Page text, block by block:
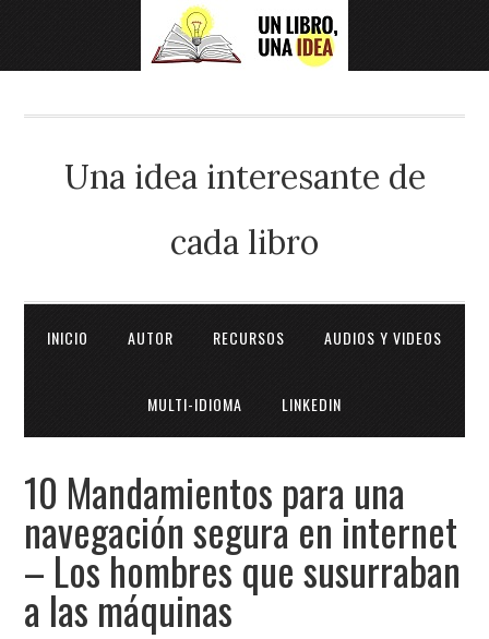
Una idea interesante de
cada libro
INICIO AUTOR RECURSOS AUDIOS Y VIDEOS
MULTI-IDIOMA LINKEDIN
10 Mandamientos para una
navegación segura en internet
– Los hombres que susurraban
a las máquinas